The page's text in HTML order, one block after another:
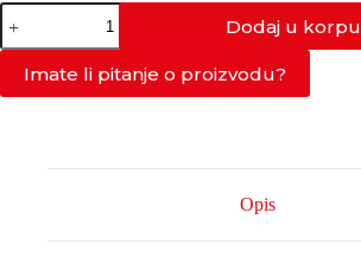
IND-
3000-
28kHz
količina
Dodaj u korpu
Imate li pitanje o proizvodu?
Opis